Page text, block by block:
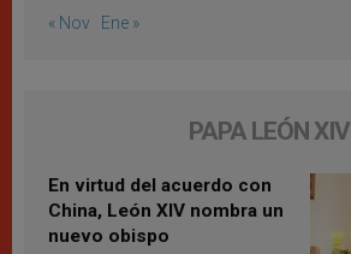
« Nov Ene »
PAPA LEÓN XIV
En virtud del acuerdo con
China, León XIV nombra un
nuevo obispo